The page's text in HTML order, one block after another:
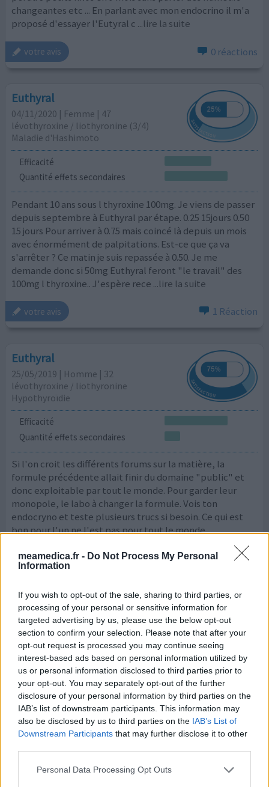
meamedica.fr - Do Not Process My Personal
Information
If you wish to opt-out of the sale, sharing to third parties, or
processing of your personal or sensitive information for
targeted advertising by us, please use the below opt-out
section to confirm your selection. Please note that after your
opt-out request is processed you may continue seeing
interest-based ads based on personal information utilized by
us or personal information disclosed to third parties prior to
your opt-out. You may separately opt-out of the further
disclosure of your personal information by third parties on the
IAB’s list of downstream participants. This information may
also be disclosed by us to third parties on the IAB’s List of
Downstream Participants that may further disclose it to other
Personal Data Processing Opt Outs
changeantes etc ... En parlant avec mon endocrino il m'a
proposé d'essayer l'Eutyral c ...lire la suite
votre avis 0 réactions
Euthyral
04/11/2020 | Femme | 47
lévothyroxine / liothyronine (3/4)
Maladie d'Hashimoto
Efficacité
Quantité effets secondaires
Pendant 10 ans sous l thyroxine 100mg. Je viens de passer
depuis septembre à Euthyral par étape. 0.25 15jours 0.50
15 jours Pour arriver à 0.75 mais coincé là depuis un mois
avec énormément de palpitations. Est-ce que ça va
s'arrêter ? Ce matin je suis repassée à 0.50. Je me
demande donc si 50mg Euthyral feront "le travail" des
100mg l thyroxine.. J'espère rece ...lire la suite
votre avis 1 Réaction
Euthyral
25/05/2019 | Homme | 32
lévothyroxine / liothyronine
Hypothyroïdie
Efficacité
Quantité effets secondaires
Si l'on croit les différents forums sur la matière, la
formule précédente allait finir du domaine "public" et
donc exploitable par tout le monde. Pour garder leur
monopole, le labo à changer la formule. Vois ton
endocryno et teste plusieurs trucs si besoin. Ce qui est
bon pour l'un ne l'est pas pour tout le monde.
votre avis 0 réactions
Euthyral
25/05/2019 | Homme | 33
lévothyroxine / liothyronine
Hypothyroïdie
Efficacité
Quantité effets secondaires
Je suis hypothyroïdien de naissance. Après 10 ans
d'expériences, de tests pour savoir quel réglage me
convenait le mieux et les ajustements qui viennent avec
l'adolescence, une solution le Lévothyrox! (100) Jusqu'à
mes 30 ans pas de "problèmes". Lors de l'apparition de
cette nouvelle formule, j'avais tendance à faire des